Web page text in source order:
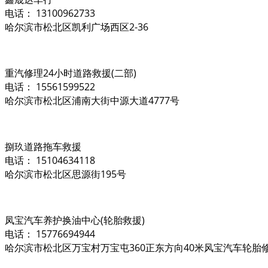
电话： 13100962733
哈尔滨市松北区凯利广场西区2-36
重汽修理24小时道路救援(二部)
电话： 15561599522
哈尔滨市松北区浦南大街中源大道4777号
捌玖道路拖车救援
电话： 15104634118
哈尔滨市松北区思源街195号
凤宝汽车养护换油中心(轮胎救援)
电话： 15776694944
哈尔滨市松北区万宝村万宝屯360正东方向40米风宝汽车轮胎